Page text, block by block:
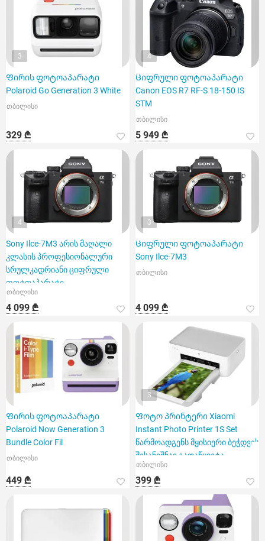
3
Ფირის ფოტოაპარატი
Polaroid Go Generation 3 White
თბილისი
329 ₾
4
Ციფრული ფოტოაპარატი
Canon EOS R7 RF-S 18-150 IS
STM
თბილისი
5 949 ₾
4
Sony Ilce-7M3 არის მაღალი
კლასის პროფესიონალური
სრულკადრიანი ციფრული
ფოტოაპარატი
თბილისი
4 099 ₾
3
Ციფრული ფოტოაპარატი
Sony Ilce-7M3
თბილისი
4 099 ₾
Ფირის ფოტოაპარატი
Polaroid Now Generation 3
Bundle Color Fil
თბილისი
449 ₾
3
Ფოტო პრინტერი Xiaomi
Instant Photo Printer 1S Set
წარმოადგენს მყისიერი ბეჭდვის
შესანიშნავ გადაწყვეტა
თბილისი
399 ₾